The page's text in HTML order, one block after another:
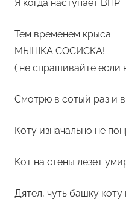
Я когда наступает ВПР
Тем временем крыса:
МЫШКА СОСИСКА!
( не спрашивайте если
Смотрю в сотый раз и
Коту изначально не
Кот на стены лезет
Дятел, чуть башку